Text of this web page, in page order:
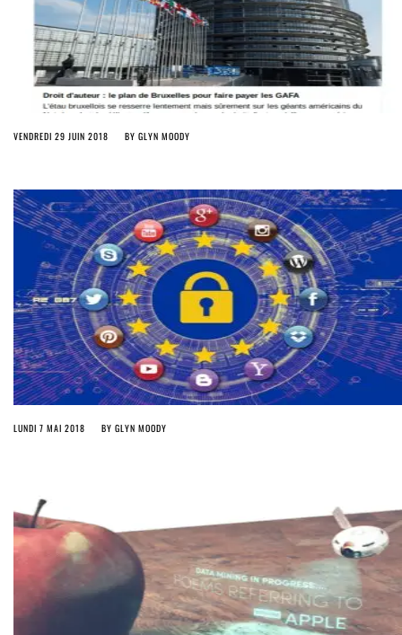
VENDREDI 29 JUIN 2018 BY GLYN MOODY
LUNDI 7 MAI 2018 BY GLYN MOODY